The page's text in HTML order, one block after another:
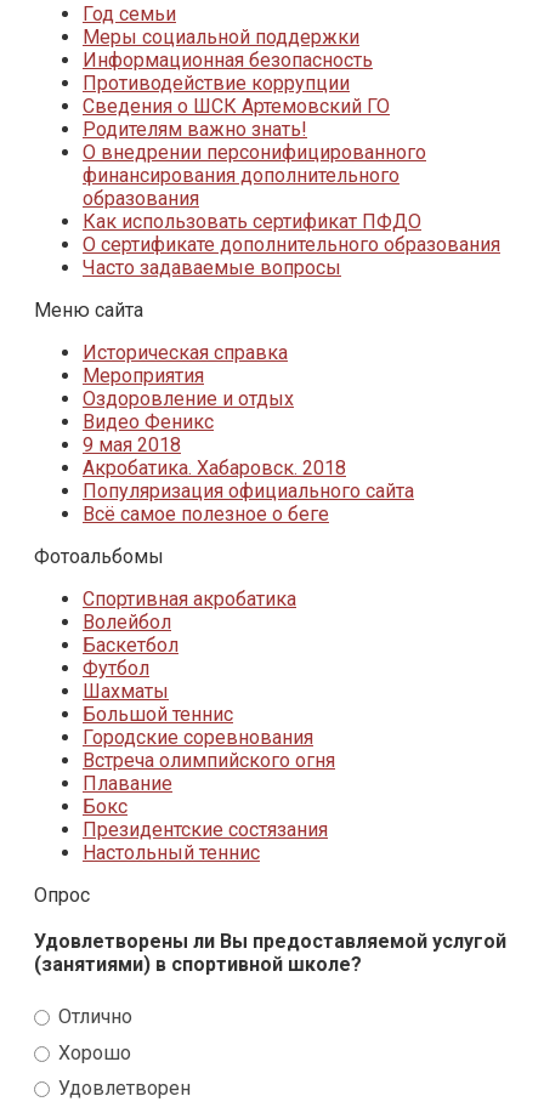
Год семьи
Меры социальной поддержки
Информационная безопасность
Противодействие коррупции
Сведения о ШСК Артемовский ГО
Родителям важно знать!
О внедрении персонифицированного
финансирования дополнительного
образования
Как использовать сертификат ПФДО
О сертификате дополнительного образования
Часто задаваемые вопросы
Меню сайта
Историческая справка
Мероприятия
Оздоровление и отдых
Видео Феникс
9 мая 2018
Акробатика. Хабаровск. 2018
Популяризация официального сайта
Всё самое полезное о беге
Фотоальбомы
Спортивная акробатика
Волейбол
Баскетбол
Футбол
Шахматы
Большой теннис
Городские соревнования
Встреча олимпийского огня
Плавание
Бокс
Президентские состязания
Настольный теннис
Опрос
Удовлетворены ли Вы предоставляемой услугой
(занятиями) в спортивной школе?
Отлично
Хорошо
Удовлетворен